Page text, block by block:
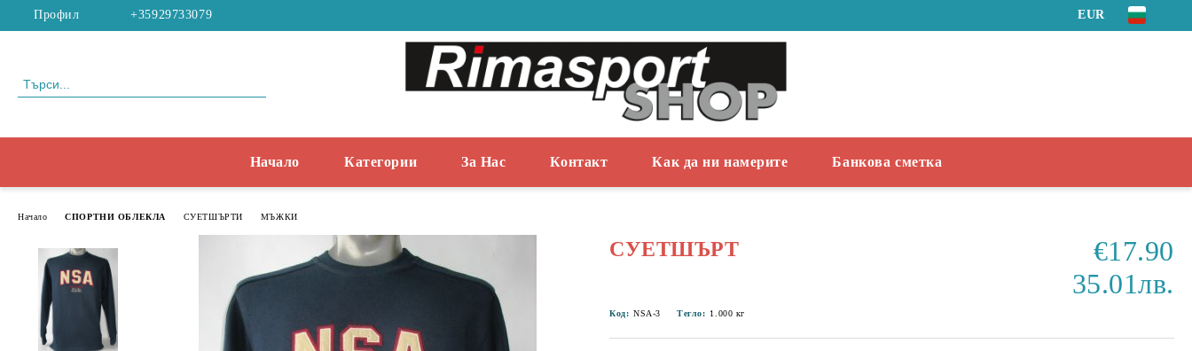
Профил +35929733079 EUR
Начало Категории За Нас Контакт Как да ни намерите Банкова сметка
Начало СПОРТНИ ОБЛЕКЛА СУЕТШЪРТИ МЪЖКИ
СУЕТШЪРТ
€17.90
35.01лв.
Код: NSA-3 Тегло: 1.000 кг